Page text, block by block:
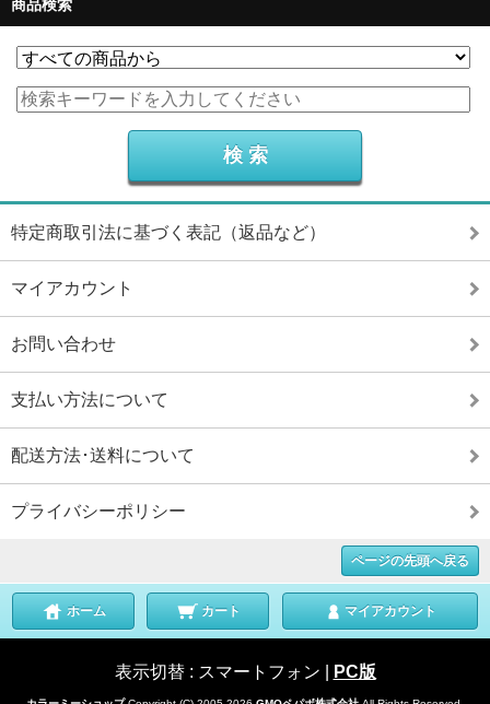
商品検索
特定商取引法に基づく表記（返品など）
マイアカウント
お問い合わせ
支払い方法について
配送方法･送料について
プライバシーポリシー
ページの先頭へ戻る
ホーム カート マイアカウント
表示切替 : スマートフォン PC版